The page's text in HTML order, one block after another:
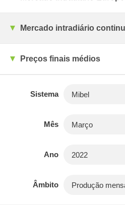
Mercado intradiário
Preços finais médios
Sistema
Mês
Ano
Âmbito